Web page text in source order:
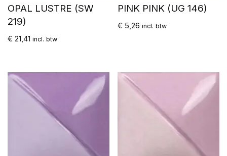
OPAL LUSTRE (SW
219)
€ 21,41 incl. btw
PINK PINK (UG 146)
€ 5,26 incl. btw